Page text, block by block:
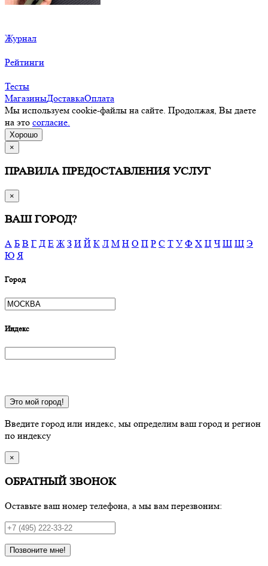
Журнал
Рейтинги
Тесты
МагазиныДоставкаОплата
Мы используем cookie-файлы на сайте. Продолжая, Вы даете
на это согласие.
Хорошо
×
ПРАВИЛА ПРЕДОСТАВЛЕНИЯ УСЛУГ
×
ВАШ ГОРОД?
А Б В Г Д Е Ж З И Й К Л М Н О П Р С Т У Ф Х Ц Ч Ш Щ Э
Ю Я
Город
Индекс
Это мой город!
Введите город или индекс, мы определим ваш город и регион
по индексу
×
ОБРАТНЫЙ ЗВОНОК
Оставьте ваш номер телефона, а мы вам перезвоним:
Позвоните мне!